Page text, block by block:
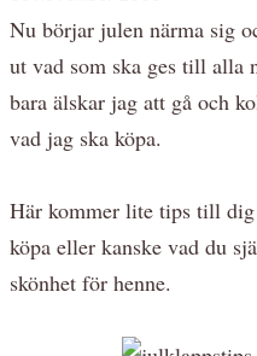
Nu börjar julen närma sig
ut vad som ska ges till alla
bara älskar jag att gå och
vad jag ska köpa.
Här kommer lite tips till
köpa eller kanske vad du
skönhet för henne.